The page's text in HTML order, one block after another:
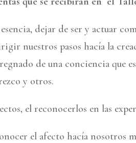
dejar de ser y actuar
nuestros pasos hacía la
de una conciencia que
y otros.
el reconocerlos en las
el afecto hacía nosotros